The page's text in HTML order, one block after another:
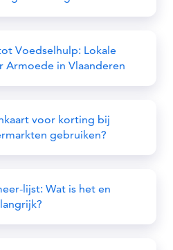
Voedselhulp: Lokale
Armoede in Vlaanderen
voor korting bij
gebruiken?
lijst: Wat is het en